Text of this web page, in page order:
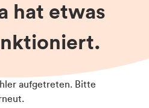
hat etwas
aufgetreten. Bitte